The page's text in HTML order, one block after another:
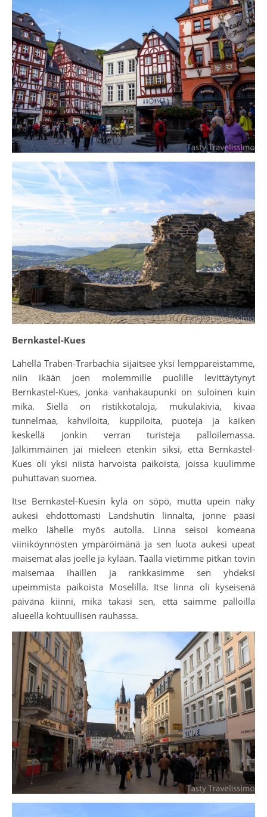
Bernkastel-Kues
Lähellä Traben-Trarbachia sijaitsee yksi lemppareistamme,
niin ikään joen molemmille puolille levittäytynyt
Bernkastel-Kues, jonka vanhakaupunki on suloinen kuin
mikä. Siellä on ristikkotaloja, mukulakiviä, kivaa
tunnelmaa, kahviloita, kuppiloita, puoteja ja kaiken
keskellä jonkin verran turisteja palloilemassa.
Jälkimmäinen jäi mieleen etenkin siksi, että Bernkastel-
Kues oli yksi niistä harvoista paikoista, joissa kuulimme
puhuttavan suomea.
Itse Bernkastel-Kuesin kylä on söpö, mutta upein näky
aukesi ehdottomasti Landshutin linnalta, jonne pääsi
melko lähelle myös autolla. Linna seisoi komeana
viiniköynnösten ympäröimänä ja sen luota aukesi upeat
maisemat alas joelle ja kylään. Täällä vietimme pitkän tovin
maisemaa ihaillen ja rankkasimme sen yhdeksi
upeimmista paikoista Moselilla. Itse linna oli kyseisenä
päivänä kiinni, mikä takasi sen, että saimme palloilla
alueella kohtuullisen rauhassa.